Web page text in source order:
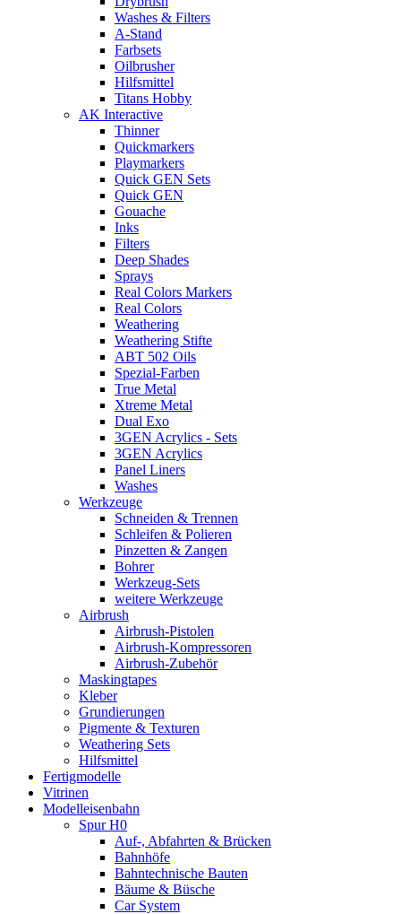
Washes & Filters
A-Stand
Farbsets
Oilbrusher
Hilfsmittel
Titans Hobby
AK Interactive
Thinner
Quickmarkers
Playmarkers
Quick GEN Sets
Quick GEN
Gouache
Inks
Filters
Deep Shades
Sprays
Real Colors Markers
Real Colors
Weathering
Weathering Stifte
ABT 502 Oils
Spezial-Farben
True Metal
Xtreme Metal
Dual Exo
3GEN Acrylics - Sets
3GEN Acrylics
Panel Liners
Washes
Werkzeuge
Schneiden & Trennen
Schleifen & Polieren
Pinzetten & Zangen
Bohrer
Werkzeug-Sets
weitere Werkzeuge
Airbrush
Airbrush-Pistolen
Airbrush-Kompressoren
Airbrush-Zubehör
Maskingtapes
Kleber
Grundierungen
Pigmente & Texturen
Weathering Sets
Hilfsmittel
Fertigmodelle
Vitrinen
Modelleisenbahn
Spur H0
Auf-, Abfahrten & Brücken
Bahnhöfe
Bahntechnische Bauten
Bäume & Büsche
Car System